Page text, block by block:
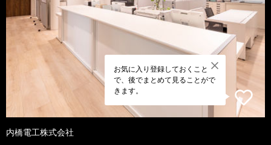
お気に入り登録しておくこと
で、後でまとめて見ることがで
きます。
内橋電工株式会社